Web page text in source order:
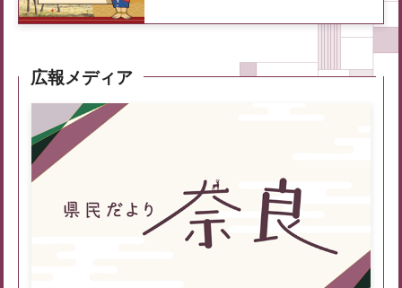
広報メディア